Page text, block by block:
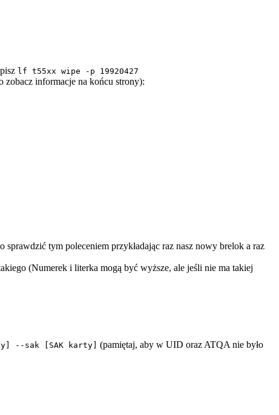
lf t55xx wipe -p 19920427
zobacz informacje na końcu strony):
tym poleceniem przykładając raz nasz nowy brelok a raz
(Numerek i literka mogą być wyższe, ale jeśli nie ma takiej
--sak [SAK karty]
(pamiętaj, aby w UID oraz ATQA nie było